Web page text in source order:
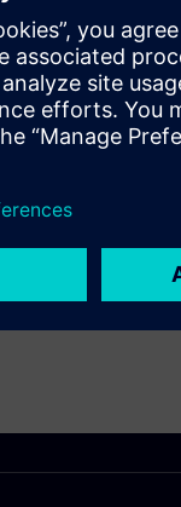
for
kunden med å
vedlikeholde det